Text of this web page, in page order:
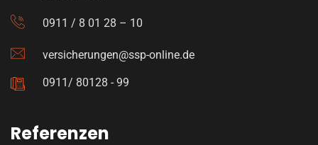
0911 / 8 01 28 – 10
versicherungen@ssp-online.de
0911/ 80128 - 99
Referenzen